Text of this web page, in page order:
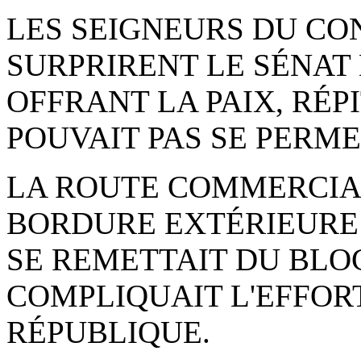
LES SEIGNEURS DU
SURPRIRENT LE
OFFRANT LA PAIX,
POUVAIT PAS SE
LA ROUTE
BORDURE
SE REMETTAIT DU
COMPLIQUAIT
RÉPUBLIQUE.